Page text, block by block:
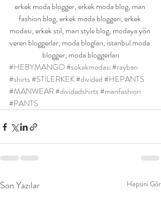
erkek moda blogger, erkek moda blog, man
fashion blog, erkek moda bloggerı, erkek
modası, erkek stil, man style blog, modaya yön
veren bloggerlar, moda blogları, istanbul moda
blogger, moda bloggerları
#HEBYMANGO#sokakmodası#rayban
#shirts#STİLERKEK#divided#HEPANTS
#MANWEAR#dividedshirts#manfashion
#PANTS
Son Yazılar Hepsini Gör